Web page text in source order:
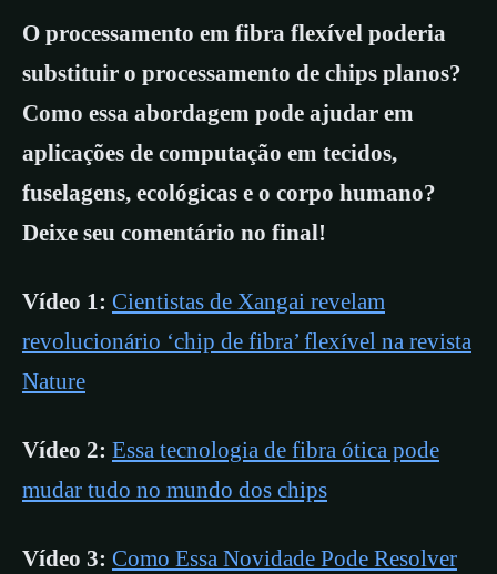
O processamento em fibra flexível poderia
substituir o processamento de chips planos?
Como essa abordagem pode ajudar em
aplicações de computação em tecidos,
fuselagens, ecológicas e o corpo humano?
Deixe seu comentário no final!
Vídeo 1: Cientistas de Xangai revelam
revolucionário ‘chip de fibra’ flexível na revista
Nature
Vídeo 2: Essa tecnologia de fibra ótica pode
mudar tudo no mundo dos chips
Vídeo 3: Como Essa Novidade Pode Resolver